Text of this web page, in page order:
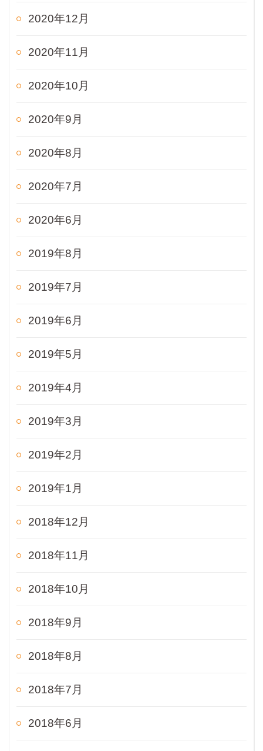
2020年12月
2020年11月
2020年10月
2020年9月
2020年8月
2020年7月
2020年6月
2019年8月
2019年7月
2019年6月
2019年5月
2019年4月
2019年3月
2019年2月
2019年1月
2018年12月
2018年11月
2018年10月
2018年9月
2018年8月
2018年7月
2018年6月